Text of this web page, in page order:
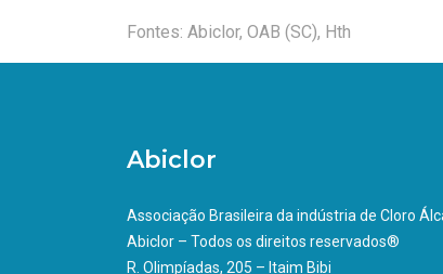
Fontes: Abiclor, OAB (SC), Hth
Abiclor
Associação Brasileira da indústria de Cloro
Abiclor – Todos os direitos reservados®
R. Olimpíadas, 205 – Itaim Bibi